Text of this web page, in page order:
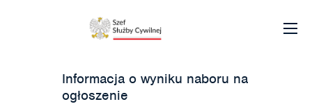
Informacja o wyniku naboru na
ogłoszenie